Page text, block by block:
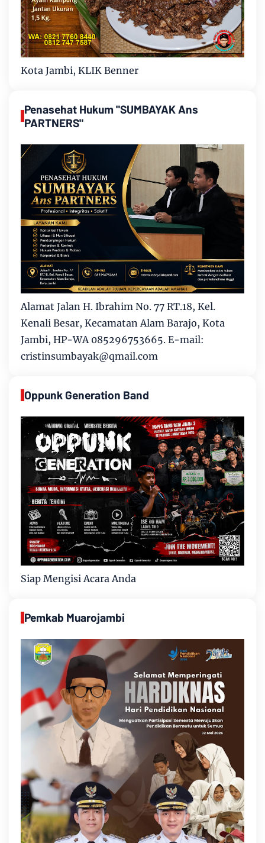
Kota Jambi, KLIK Benner
Penasehat Hukum "SUMBAYAK Ans
PARTNERS"
Alamat Jalan H. Ibrahim No. 77 RT.18, Kel.
Kenali Besar, Kecamatan Alam Barajo, Kota
Jambi, HP-WA 085296753665. E-mail:
cristinsumbayak@qmail.com
Oppunk Generation Band
Siap Mengisi Acara Anda
Pemkab Muarojambi